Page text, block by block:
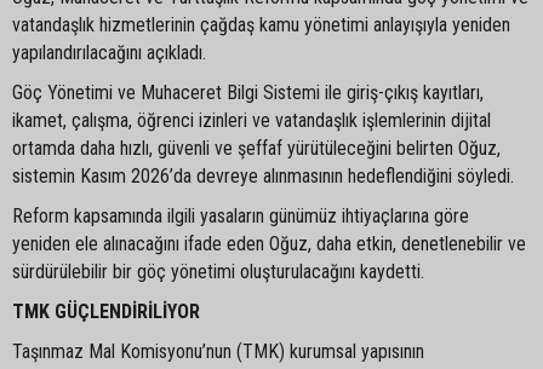
vatandaşlık hizmetlerinin çağdaş kamu yönetimi anlayışıyla yeniden
yapılandırılacağını açıkladı.
Göç Yönetimi ve Muhaceret Bilgi Sistemi ile giriş-çıkış kayıtları,
ikamet, çalışma, öğrenci izinleri ve vatandaşlık işlemlerinin dijital
ortamda daha hızlı, güvenli ve şeffaf yürütüleceğini belirten Oğuz,
sistemin Kasım 2026’da devreye alınmasının hedeflendiğini söyledi.
Reform kapsamında ilgili yasaların günümüz ihtiyaçlarına göre
yeniden ele alınacağını ifade eden Oğuz, daha etkin, denetlenebilir ve
sürdürülebilir bir göç yönetimi oluşturulacağını kaydetti.
TMK GÜÇLENDİRİLİYOR
Taşınmaz Mal Komisyonu’nun (TMK) kurumsal yapısının